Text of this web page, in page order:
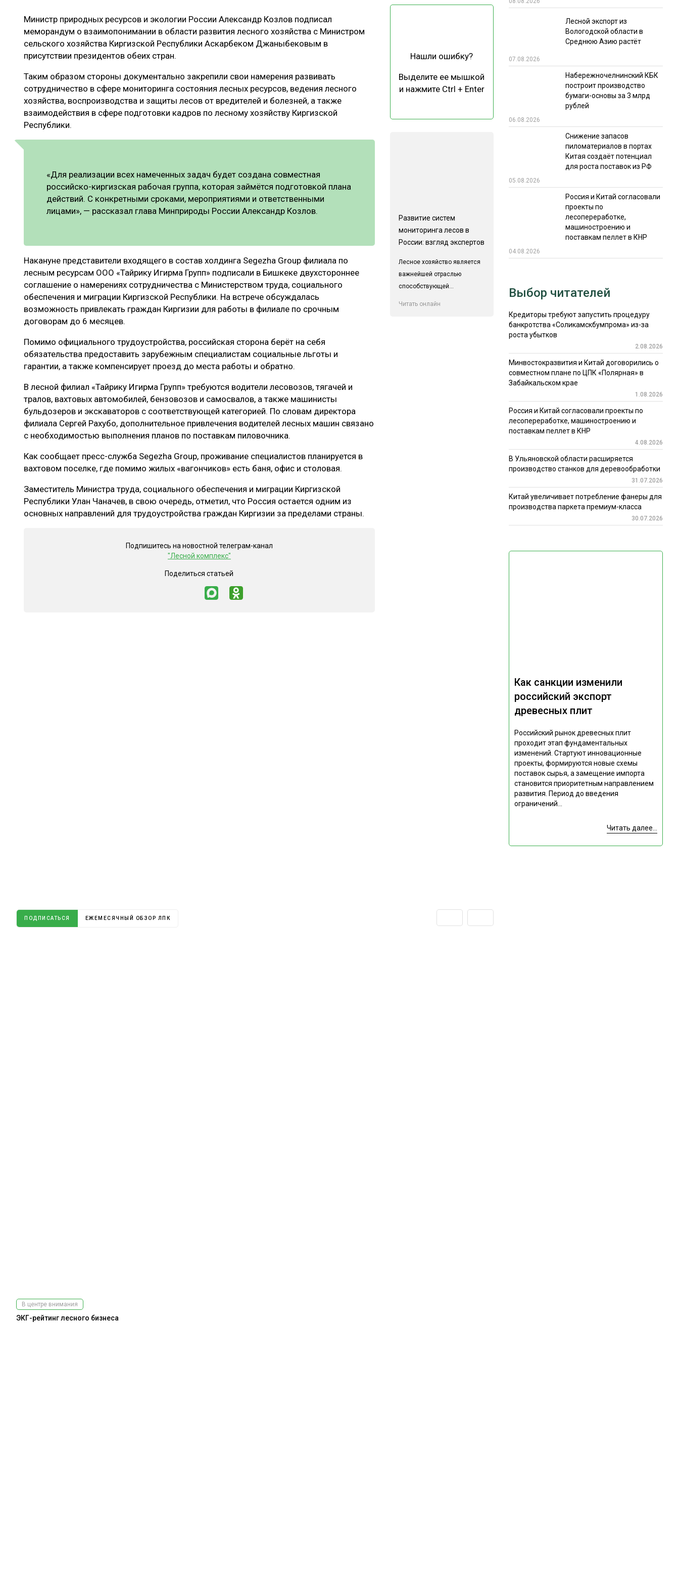
ЛОГИСТИКА
ПРОИЗВОДСТВО ДРЕВЕСНЫХ ПЛИТ
ЦБП
МЕБЕЛЬНОЕ ПРОИЗВОДСТВО
ЭКСПЕРТНОЕ МНЕНИЕ
КАЛЕНДАРЬ ВЫСТАВОК ИТОГИ МЕРОПРИЯТИЙ
Министр природных ресурсов и экологии России Александр Козлов подписал
меморандум о взаимопонимании в области развития лесного хозяйства с Министром
сельского хозяйства Киргизской Республики Аскарбеком Джаныбековым в
присутствии президентов обеих стран.
Таким образом стороны документально закрепили свои намерения развивать
сотрудничество в сфере мониторинга состояния лесных ресурсов, ведения лесного
хозяйства, воспроизводства и защиты лесов от вредителей и болезней, а также
взаимодействия в сфере подготовки кадров по лесному хозяйству Киргизской
Республики.
«Для реализации всех намеченных задач будет создана совместная
российско-киргизская рабочая группа, которая займётся подготовкой плана
действий. С конкретными сроками, мероприятиями и ответственными
лицами», — рассказал глава Минприроды России Александр Козлов.
Накануне представители входящего в состав холдинга Segezha Group филиала по
лесным ресурсам ООО «Тайрику Игирма Групп» подписали в Бишкеке двухстороннее
соглашение о намерениях сотрудничества с Министерством труда, социального
обеспечения и миграции Киргизской Республики. На встрече обсуждалась
возможность привлекать граждан Киргизии для работы в филиале по срочным
договорам до 6 месяцев.
Помимо официального трудоустройства, российская сторона берёт на себя
обязательства предоставить зарубежным специалистам социальные льготы и
гарантии, а также компенсирует проезд до места работы и обратно.
В лесной филиал «Тайрику Игирма Групп» требуются водители лесовозов, тягачей и
тралов, вахтовых автомобилей, бензовозов и самосвалов, а также машинисты
бульдозеров и экскаваторов с соответствующей категорией. По словам директора
филиала Сергей Рахубо, дополнительное привлечения водителей лесных машин связано
с необходимостью выполнения планов по поставкам пиловочника.
Как сообщает пресс-служба Segezha Group, проживание специалистов планируется в
вахтовом поселке, где помимо жилых «вагончиков» есть баня, офис и столовая.
Заместитель Министра труда, социального обеспечения и миграции Киргизской
Республики Улан Чаначев, в свою очередь, отметил, что Россия остается одним из
основных направлений для трудоустройства граждан Киргизии за пределами страны.
Подпишитесь на новостной телеграм-канал
"Лесной комплекс"
Поделиться статьей
Нашли ошибку?
Выделите ее мышкой
и нажмите Ctrl + Enter
Развитие систем
мониторинга лесов в
России: взгляд экспертов
Лесное хозяйство является
важнейшей отраслью
способствующей...
Читать онлайн
Лесной экспорт из
Вологодской области в
Среднюю Азию растёт
07.08.2026
Набережночелнинский КБК
построит производство
бумаги-основы за 3 млрд
рублей
06.08.2026
Снижение запасов
пиломатериалов в портах
Китая создаёт потенциал
для роста поставок из РФ
05.08.2026
Россия и Китай согласовали
проекты по
лесопереработке,
машиностроению и
поставкам пеллет в КНР
04.08.2026
Как санкции изменили
российский экспорт
древесных плит
Российский рынок древесных плит
проходит этап фундаментальных
изменений. Стартуют инновационные
проекты, формируются новые схемы
поставок сырья, а замещение импорта
становится приоритетным направлением
развития. Период до введения
ограничений...
Читать далее...
ПОДПИСАТЬСЯ ЕЖЕМЕСЯЧНЫЙ ОБЗОР ЛПК
В центре внимания
ЭКГ-рейтинг лесного бизнеса
Выбор читателей
Кредиторы требуют запустить процедуру
банкротства «Соликамскбумпрома» из-за
роста убытков
2.08.2026
Минвостокразвития и Китай договорились о
совместном плане по ЦПК «Полярная» в
Забайкальском крае
1.08.2026
Россия и Китай согласовали проекты по
лесопереработке, машиностроению и
поставкам пеллет в КНР
4.08.2026
В Ульяновской области расширяется
производство станков для деревообработки
31.07.2026
Китай увеличивает потребление фанеры для
производства паркета премиум-класса
30.07.2026